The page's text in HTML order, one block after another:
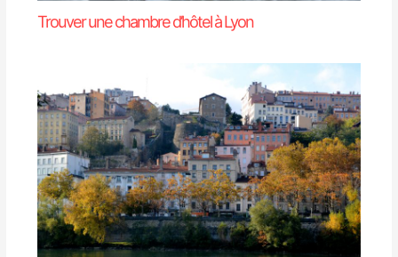
Trouver une chambre d’hôtel à Lyon